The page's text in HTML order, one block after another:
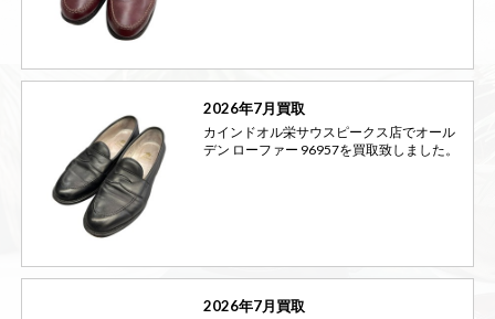
2026年7月買取
カインドオル栄サウスピークス店でオール
デン ローファー 96957を買取致しました。
2026年7月買取